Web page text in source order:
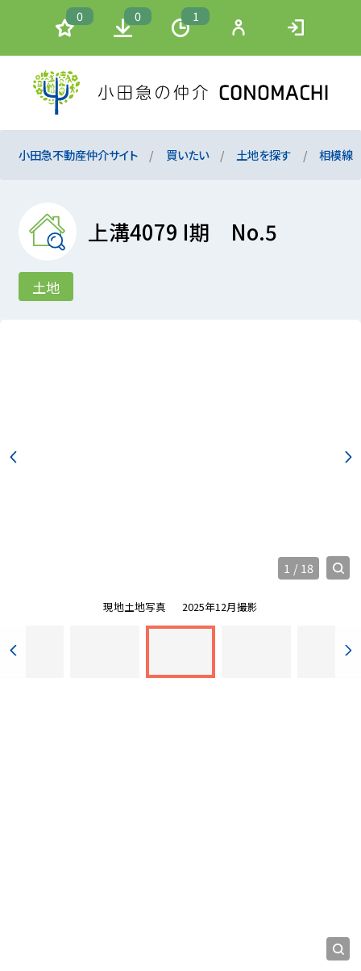
0 0 1
小田急不動産仲介サイト 買いたい 土地を探す 相模線
上溝4079 I期 No.5
土地
現地土地写真 2025年12月撮影
1 / 18